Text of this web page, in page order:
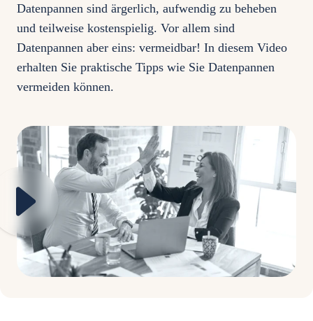
Datenpannen sind ärgerlich, aufwendig zu beheben
und teilweise kostenspielig. Vor allem sind
Datenpannen aber eins: vermeidbar! In diesem Video
erhalten Sie praktische Tipps wie Sie Datenpannen
vermeiden können.